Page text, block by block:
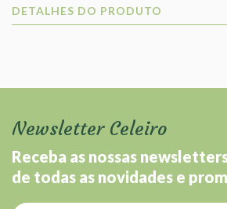
DETALHES DO PRODUTO
Newsletter Celeiro
Receba as nossas
de todas as novidades e